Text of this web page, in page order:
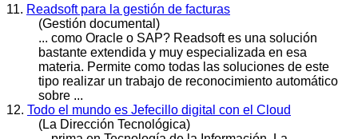
11. Readsoft para la gestión de facturas
(Gestión documental)
... como Oracle o SAP? Readsoft es una solución
bastante extendida y muy especializada en esa
materia. Permite como todas las soluciones de este
tipo realizar un trabajo de reconocimiento automático
sobre ...
12. Todo el mundo es Jefecillo digital con el Cloud
(La Dirección Tecnológica)